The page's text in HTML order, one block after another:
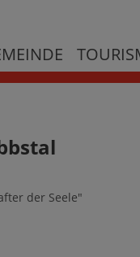
der Seele"